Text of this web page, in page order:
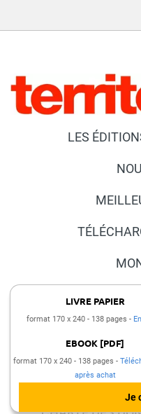
LIVRE PAPIER
format 170 x 240 138 pages
EBOOK [PDF]
format 170 x 240 138 pages
après achat
LES
PRESSE